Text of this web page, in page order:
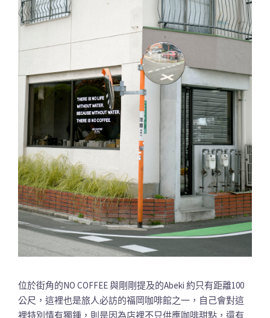
位於街角的NO COFFEE 與剛剛提及的Abeki 約只有距離100
公尺，這裡也是旅人必訪的福岡咖啡館之一，自己會對這
裡特別情有獨鍾，則是因為店裡不只供應咖啡甜點，還有